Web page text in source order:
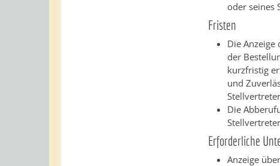
oder seines
Fristen
Die
der
kurzfristig
und
Die
Erforderliche
Anzeige